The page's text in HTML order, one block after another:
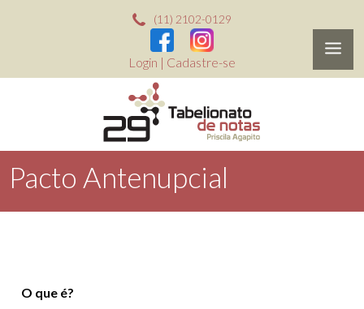
(11) 2102-0129
Login | Cadastre-se
Pacto Antenupcial
O que é?